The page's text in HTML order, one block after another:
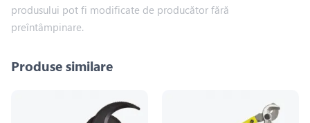
produsului pot fi modificate de producător fără
preîntâmpinare.
Produse similare